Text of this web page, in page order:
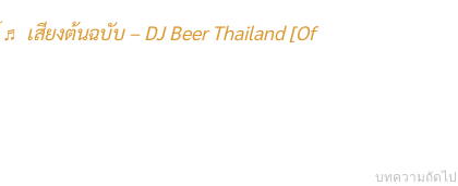
♬ เสียงต้นฉบับ – DJ Beer Thailand [Of
บทความถัดไป